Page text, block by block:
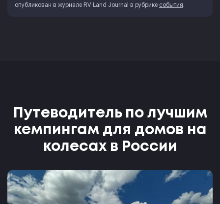
опубликован в журнале RV Land Journal в рубрике события.
Путеводитель по лучшим
кемпингам для домов на
колесах в России